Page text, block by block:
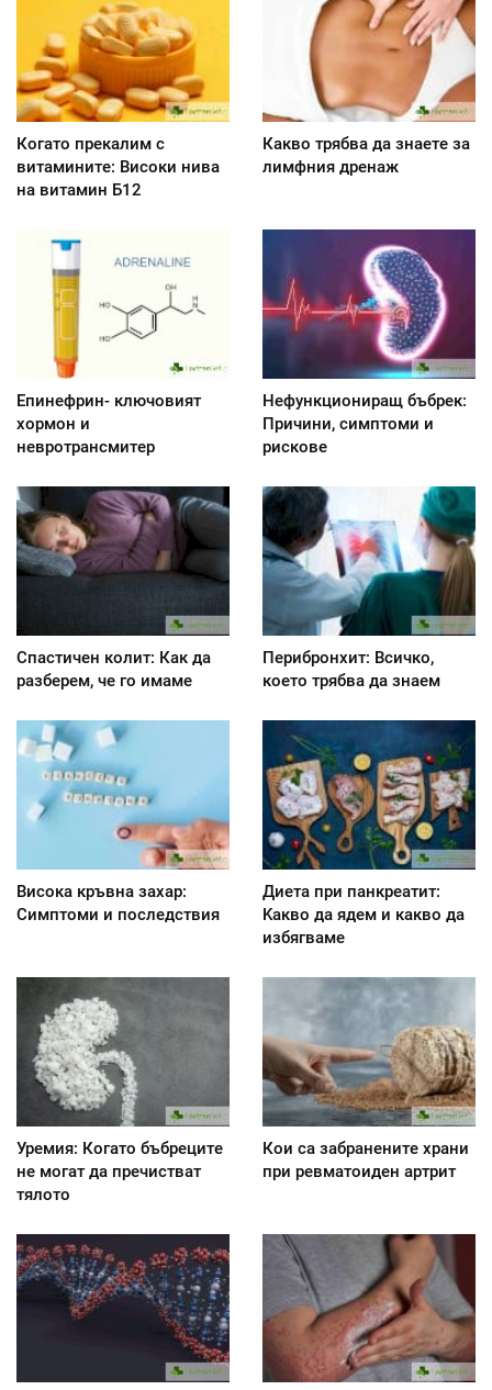
Когато прекалим с
витамините: Високи нива
на витамин Б12
Какво трябва да знаете за
лимфния дренаж
Епинефрин- ключовият
хормон и
невротрансмитер
Нефункциониращ бъбрек:
Причини, симптоми и
рискове
Спастичен колит: Как да
разберем, че го имаме
Перибронхит: Всичко,
което трябва да знаем
Висока кръвна захар:
Симптоми и последствия
Диета при панкреатит:
Kакво да ядем и какво да
избягваме
Уремия: Когато бъбреците
не могат да пречистват
тялото
Кои са забранените храни
при ревматоиден артрит